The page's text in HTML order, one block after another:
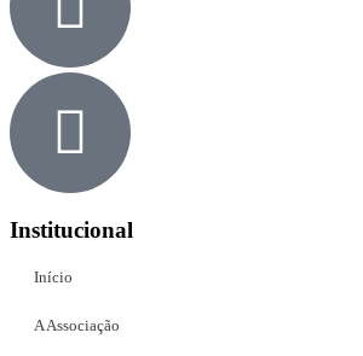
Institucional
Início
A Associação